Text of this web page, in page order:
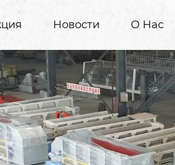
Новости О Нас